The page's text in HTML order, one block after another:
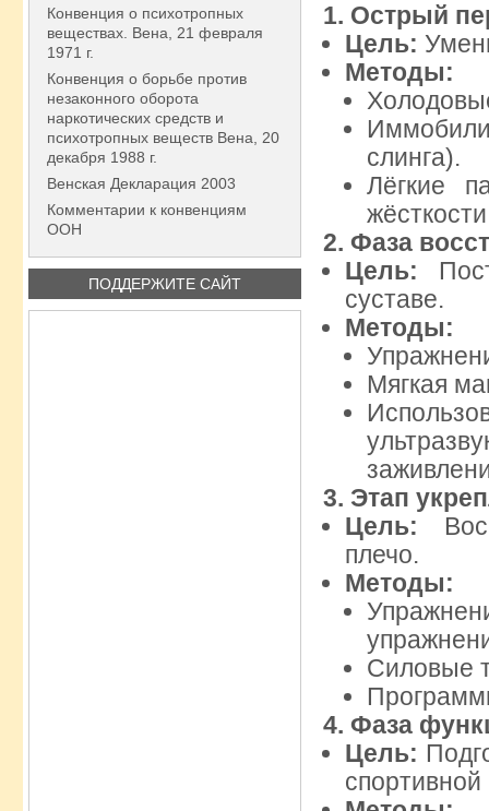
Конвенция о психотропных
веществах. Вена, 21 февраля
1971 г.
Конвенция о борьбе против
незаконного оборота
наркотических средств и
психотропных веществ Вена, 20
декабря 1988 г.
Венская Декларация 2003
Комментарии к конвенциям
ООН
ПОДДЕРЖИТЕ САЙТ
1. Острый
Цель:
Методы:
слинга).
Лёгкие
2. Фаза
Цель:
суставе.
Методы:
Мягкая
3. Этап
Цель:
плечо.
Методы:
Силовые
4. Фаза
Цель:
спортивной